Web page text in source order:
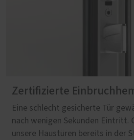
Zertifizierte
Eine schlecht gesicherte Tür
nach wenigen Sekunden Eintritt.
unsere Haustüren bereits in der